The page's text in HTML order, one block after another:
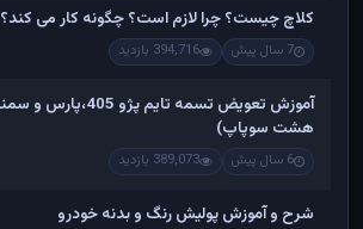
کلاچ چیست؟ چرا لازم است؟ چگونه کار می کند؟
7 سال پیش 394,716 بازدید
هشت سوپاپ)
6 سال پیش 389,073 بازدید
شرح و آموزش پولیش رنگ و بدنه خودرو